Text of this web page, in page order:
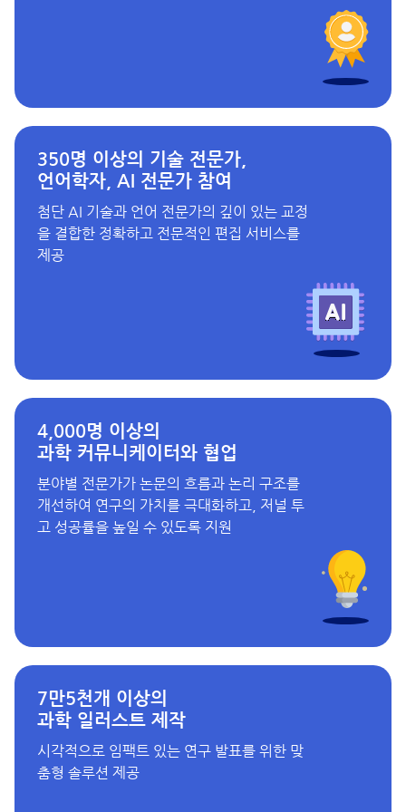
350명 이상의 기술 전문가,
언어학자, AI 전문가 참여
첨단 AI 기술과 언어 전문가의 깊이 있는 교정
을 결합한 정확하고 전문적인 편집 서비스를
제공
4,000명 이상의
과학 커뮤니케이터와 협업
분야별 전문가가 논문의 흐름과 논리 구조를
개선하여 연구의 가치를 극대화하고, 저널 투
고 성공률을 높일 수 있도록 지원
7만5천개 이상의
과학 일러스트 제작
시각적으로 임팩트 있는 연구 발표를 위한 맞
춤형 솔루션 제공